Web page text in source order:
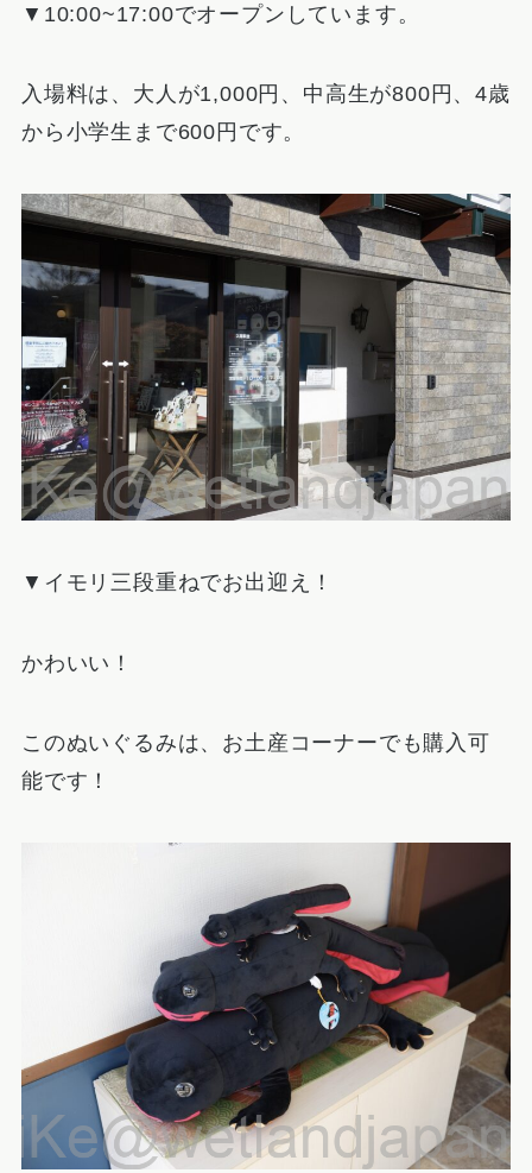
▼10:00~17:00でオープンしています。
入場料は、大人が1,000円、中高生が800円、4歳
から小学生まで600円です。
▼イモリ三段重ねでお出迎え！
かわいい！
このぬいぐるみは、お土産コーナーでも購入可
能です！